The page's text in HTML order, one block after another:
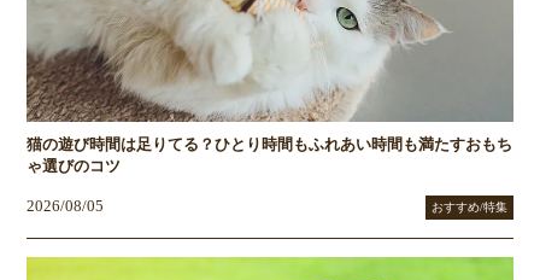
猫の遊び時間は足りてる？ひとり時間もふれあい時間も満たすおもち
ゃ選びのコツ
2026/08/05 おすすめ/特集